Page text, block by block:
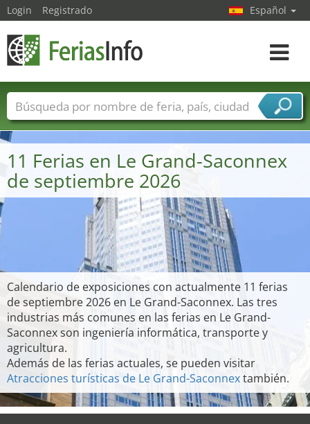
11 Ferias en Le Grand-Saconnex
de septiembre 2026
Calendario de exposiciones con actualmente 11 ferias
de septiembre 2026 en Le Grand-Saconnex. Las tres
industrias más comunes en las ferias en Le Grand-
Saconnex son ingeniería informática, transporte y
agricultura.
Además de las ferias actuales, se pueden visitar
Atracciones turísticas de Le Grand-Saconnextambién.
Login Registrado Español
toggle
Nombres de ferias Países
Ciudades
Sectores de ferias
Sectores de proveedor de servicios